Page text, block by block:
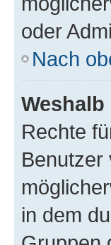
oder
Nach
Rechte
Benutzer
in dem